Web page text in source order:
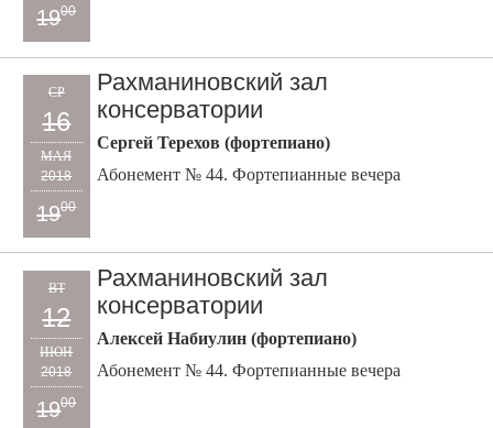
1900
СР
16
МАЯ
2018
1900
Рахманиновский зал
консерватории
Сергей Терехов (фортепиано)
Абонемент № 44. Фортепианные вечера
ВТ
12
ИЮН
2018
1900
Рахманиновский зал
консерватории
Алексей Набиулин (фортепиано)
Абонемент № 44. Фортепианные вечера